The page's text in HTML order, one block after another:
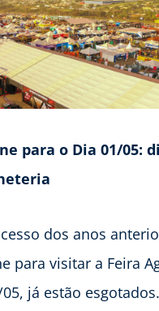
para o Dia 01/05:
dos anos
para visitar a Feira
já estão